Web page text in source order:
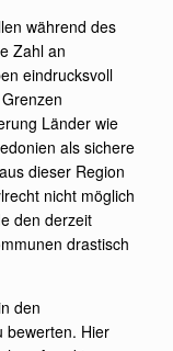
während des
Zahl an
eindrucksvoll
Länder wie
als sichere
dieser Region
nicht möglich
den derzeit
drastisch
den
bewerten. Hier